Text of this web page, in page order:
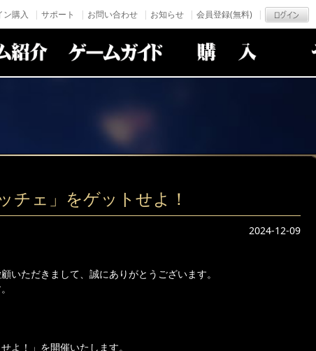
ン購入 サポート お問い合わせ お知らせ 会員登録(無料)
チェ」をゲットせよ！
2024-12-09
いただきまして、誠にありがとうございます。
よ！」を開催いたします。